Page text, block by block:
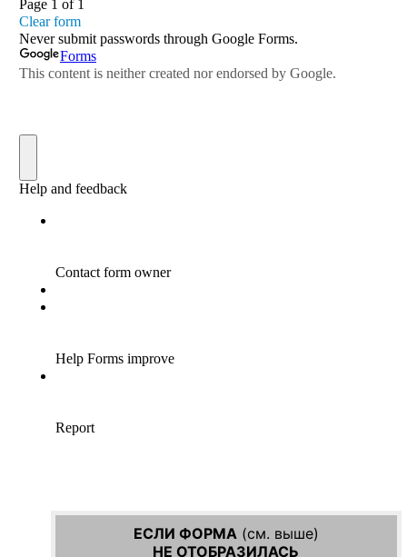
ЕСЛИ ФОРМА (см. выше)
НЕ ОТОБРАЗИЛАСЬ